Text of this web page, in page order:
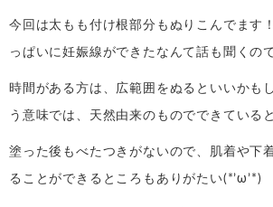
今回は太もも付け根部分もぬりこんでます
っぱいに妊娠線ができたなんて話も聞くの
時間がある方は、広範囲をぬるといいかも
う意味では、天然由来のものでできている
塗った後もべたつきがないので、肌着や下
ることができるところもありがたい(*’ω’*)